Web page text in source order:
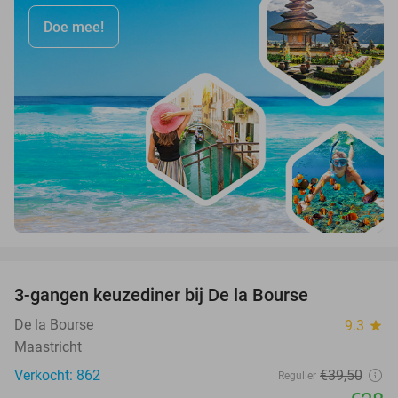
Doe mee!
3-gangen keuzediner bij De la Bourse
De la Bourse 9.3 star
Maastricht
Verkocht: 862
Regulier €39,50